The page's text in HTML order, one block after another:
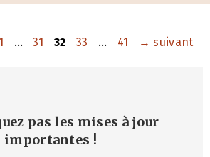
Page
1 … Page
31 Page
32 Page
33 … Page
41 → suivant
pas les mises à jour
importantes !